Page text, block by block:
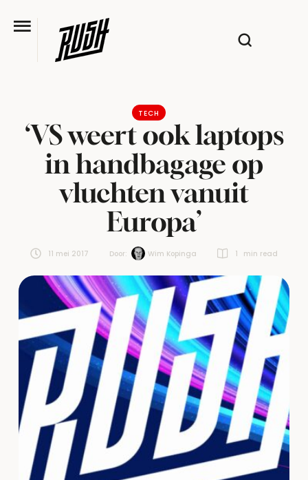
TECH
‘VS weert ook laptops
in handbagage op
vluchten vanuit
Europa’
11 mei 2017 Door: Wim Kopinga 1 min read